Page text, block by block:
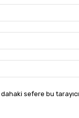
sefere bu